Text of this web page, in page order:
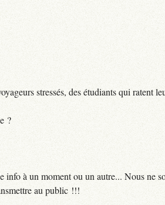
stressés, des étudiants qui ratent
?
à un moment ou un autre... Nous ne
au public !!!